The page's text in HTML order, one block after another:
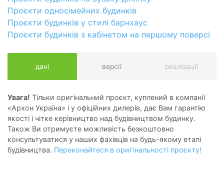
Проєкти односімейних будинків
Проєкти будинків у стилі барнхаус
Проєкти будинків з кабінетом на першому поверсі
дані версії реалізації
Увага! Тільки оригінальний проєкт, куплений в компанії
«Архон Україна» і у офіційних дилерів, дає Вам гарантію
якості і чітке керівництво над будівництвом будинку.
Також Ви отримуєте можливість безкоштовно
консультуватися у наших фахівців на будь-якому етапі
будівництва. Переконайтеся в оригінальності проєкту!